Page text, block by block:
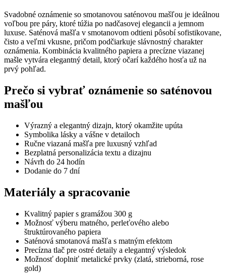
Svadobné oznámenie so smotanovou saténovou mašľou je ideálnou
voľbou pre páry, ktoré túžia po nadčasovej elegancii a jemnom
luxuse. Saténová mašľa v smotanovom odtieni pôsobí sofistikovane,
čisto a veľmi vkusne, pričom podčiarkuje slávnostný charakter
oznámenia. Kombinácia kvalitného papiera a precízne viazanej
mašle vytvára elegantný detail, ktorý očarí každého hosťa už na
prvý pohľad.
Prečo si vybrať oznámenie so saténovou
mašľou
Výrazný a elegantný dizajn, ktorý okamžite upúta
Symbolika lásky a vášne v detailoch
Ručne viazaná mašľa pre luxusný vzhľad
Bezplatná personalizácia textu a dizajnu
Návrh do 24 hodín
Dodanie do 7 dní
Materiály a spracovanie
Kvalitný papier s gramážou 300 g
Možnosť výberu matného, perleťového alebo
štruktúrovaného papiera
Saténová smotanová mašľa s matným efektom
Precízna tlač pre ostré detaily a elegantný výsledok
Možnosť doplniť metalické prvky (zlatá, strieborná, rose
gold)